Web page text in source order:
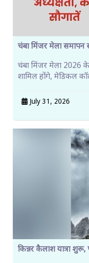
चंबा मिंजर मेला समापन
चंबा मिंजर मेला 2026
शामिल होंगे, मेडिकल
July 31, 2026
किन्नर कैलाश यात्रा